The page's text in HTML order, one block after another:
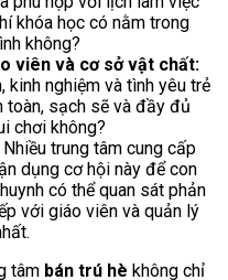
khóa học có nằm trong
không?
viên và cơ sở vật chất:
kinh nghiệm và tình yêu trẻ
toàn, sạch sẽ và đầy đủ
chơi không?
Nhiều trung tâm cung cấp
dụng cơ hội này để con
có thể quan sát phản
với giáo viên và quản lý
tâm bán trú hè không chỉ